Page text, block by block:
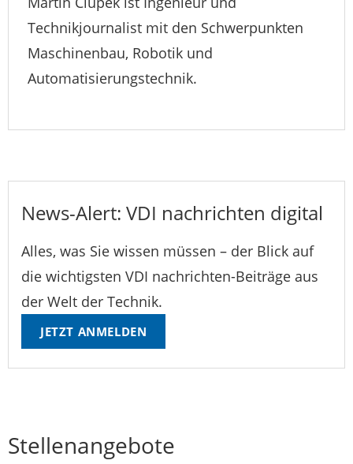
Technikjournalist mit den Schwerpunkten
Maschinenbau, Robotik und
Automatisierungstechnik.
News-Alert: VDI nachrichten digital
Alles, was Sie wissen müssen – der Blick auf
die wichtigsten VDI nachrichten-Beiträge aus
der Welt der Technik.
JETZT ANMELDEN
Stellenangebote